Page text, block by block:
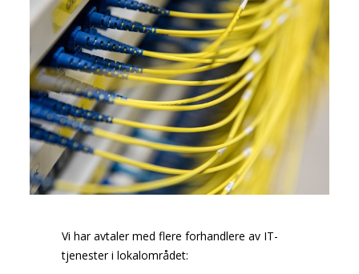
Vi har avtaler med flere forhandlere av IT-
tjenester i lokalområdet: